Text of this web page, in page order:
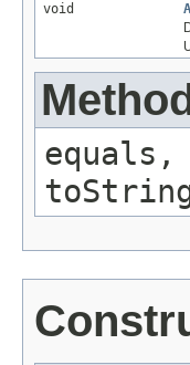
void